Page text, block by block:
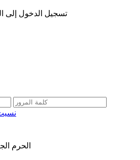
تسجيل الدخول
الحرم